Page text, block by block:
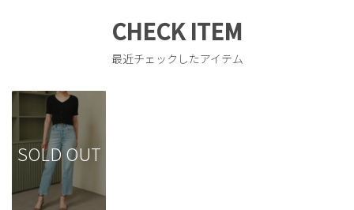
CHECK ITEM
最近チェックしたアイテム
SOLD OUT